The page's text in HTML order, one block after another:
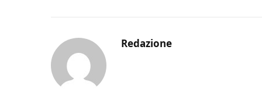
Redazione